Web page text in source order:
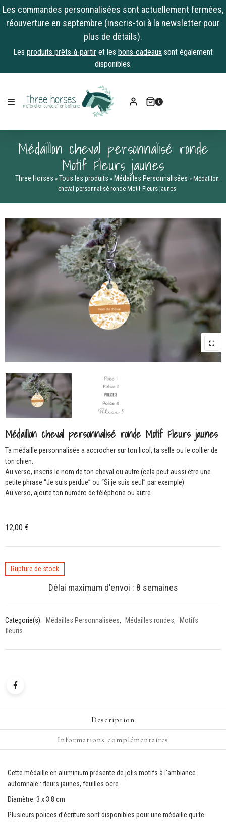
Les commandes personnalisées sont actuellement fermées,
réouverture en septembre (inscris-toi à la newsletter pour
plus de détails).
Les produits prêts-à-partir et les bons-cadeaux sont également
disponibles.
content
0
Médaillon cheval personnalisé ronde
Motif Fleurs jaunes
Three Horses » Tous les produits » Médailles Personnalisées » Médaillon
cheval personnalisé ronde Motif Fleurs jaunes
Médaillon cheval personnalisé ronde Motif Fleurs jaunes
Ta médaille personnalisée a accrocher sur ton licol, ta selle ou le collier de
ton chien.
Au verso, inscris le nom de ton cheval ou autre (cela peut aussi être une
petite phrase “Je suis perdue” ou “Si je suis seul” par exemple)
Au verso, ajoute ton numéro de téléphone ou autre
12,00 €
Rupture de stock
Délai maximum d'envoi : 8 semaines
Categorie(s): Médailles Personnalisées, Médailles rondes,
Motifs
fleuris
Description
Informations complémentaires
Cette médaille en aluminium présente de jolis motifs à l’ambiance
automnale : fleurs jaunes, feuilles ocre.
Diamètre: 3 x 3.8 cm
Plusieurs polices d’écriture sont disponibles pour une médaille qui te